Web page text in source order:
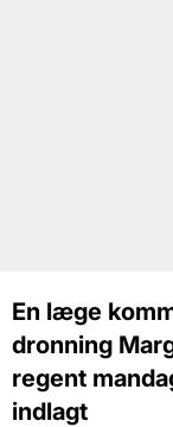
En læge
dronning
regent
indlagt